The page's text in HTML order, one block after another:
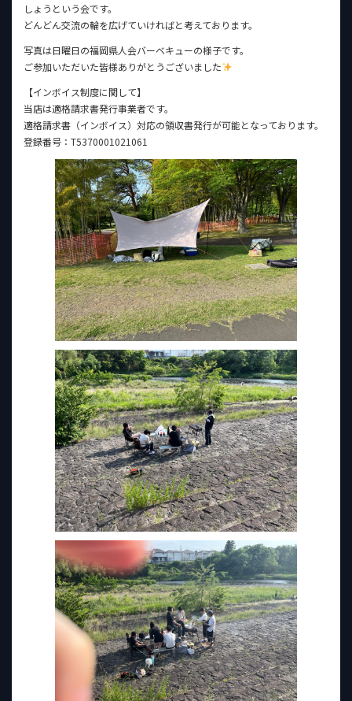
しょうという会です。
どんどん交流の輪を広げていければと考えております。
写真は日曜日の福岡県人会バーベキューの様子です。
ご参加いただいた皆様ありがとうございました
【インボイス制度に関して】
当店は適格請求書発行事業者です。
適格請求書（インボイス）対応の領収書発行が可能となっております。
登録番号：T5370001021061